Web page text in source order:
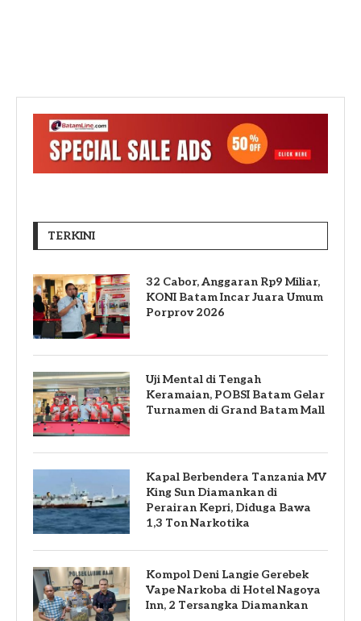
TERKINI
32 Cabor, Anggaran Rp9 Miliar,
KONI Batam Incar Juara Umum
Porprov 2026
Uji Mental di Tengah
Keramaian, POBSI Batam Gelar
Turnamen di Grand Batam Mall
Kapal Berbendera Tanzania MV
King Sun Diamankan di
Perairan Kepri, Diduga Bawa
1,3 Ton Narkotika
Kompol Deni Langie Gerebek
Vape Narkoba di Hotel Nagoya
Inn, 2 Tersangka Diamankan